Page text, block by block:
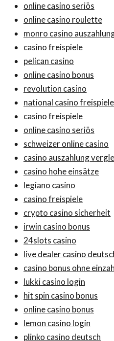
online casino seriös
online casino roulette
monro casino
casino freispiele
pelican casino
online casino bonus
revolution casino
national casino freispiele
casino freispiele
online casino seriös
schweizer online casino
casino auszahlung
casino hohe einsätze
legiano casino
casino freispiele
crypto casino sicherheit
irwin casino bonus
24slots casino
live dealer casino
casino bonus ohne
lukki casino login
hit spin casino bonus
online casino bonus
lemon casino login
plinko casino deutsch